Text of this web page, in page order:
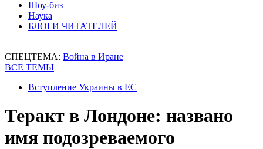
Шоу-биз
Наука
БЛОГИ ЧИТАТЕЛЕЙ
СПЕЦТЕМА: Война в Иране
ВСЕ ТЕМЫ
Вступление Украины в ЕС
Теракт в Лондоне: названо
имя подозреваемого